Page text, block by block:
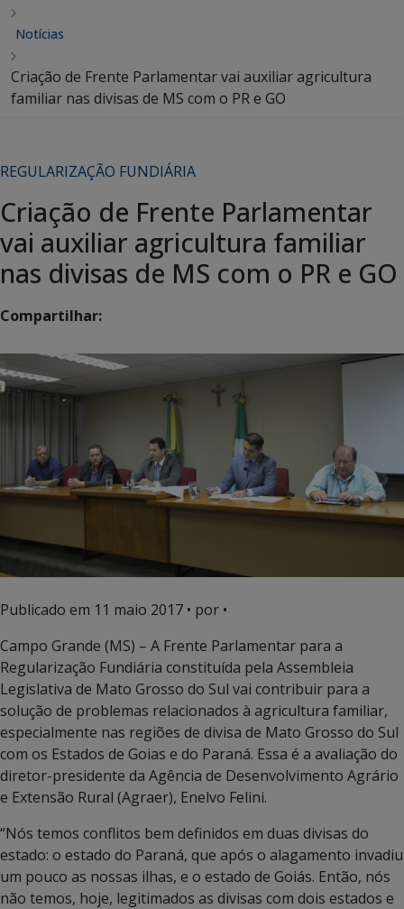
Notícias
Criação de Frente Parlamentar vai auxiliar agricultura
familiar nas divisas de MS com o PR e GO
REGULARIZAÇÃO FUNDIÁRIA
Criação de Frente Parlamentar
vai auxiliar agricultura familiar
nas divisas de MS com o PR e GO
Compartilhar:
Publicado em 11 maio 2017 • por •
Campo Grande (MS) – A Frente Parlamentar para a
Regularização Fundiária constituída pela Assembleia
Legislativa de Mato Grosso do Sul vai contribuir para a
solução de problemas relacionados à agricultura familiar,
especialmente nas regiões de divisa de Mato Grosso do Sul
com os Estados de Goias e do Paraná. Essa é a avaliação do
diretor-presidente da Agência de Desenvolvimento Agrário
e Extensão Rural (Agraer), Enelvo Felini.
“Nós temos conflitos bem definidos em duas divisas do
estado: o estado do Paraná, que após o alagamento invadiu
um pouco as nossas ilhas, e o estado de Goiás. Então, nós
não temos, hoje, legitimados as divisas com dois estados e